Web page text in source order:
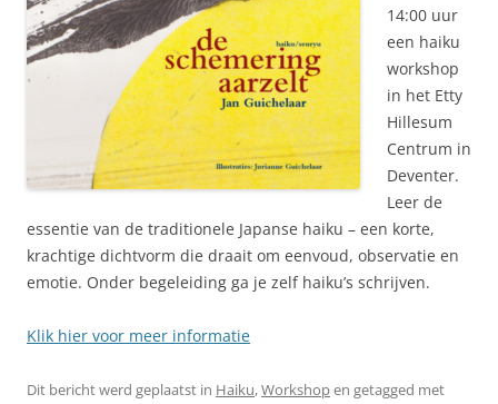
14:00 uur
een haiku
workshop
in het Etty
Hillesum
Centrum in
Deventer.
Leer de
essentie van de traditionele Japanse haiku – een korte,
krachtige dichtvorm die draait om eenvoud, observatie en
emotie. Onder begeleiding ga je zelf haiku’s schrijven.
Klik hier voor meer informatie
Dit bericht werd geplaatst in Haiku,Workshopen getagged met